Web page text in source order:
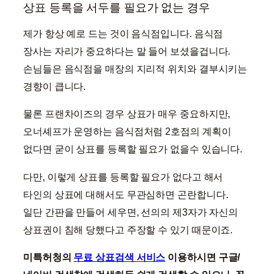
상표 등록을 서두를 필요가 없는 경우
제가 항상 예로 드는 것이 음식점입니다. 음식점
장사는 자리가 중요하다는 말 들어 보셨을겁니다.
손님들은 음식점을 매장의 지리적 위치와 결부시키는
경향이 큽니다.
물론 프랜차이즈의 경우 상표가 매우 중요하지만,
오너셰프가 운영하는 음식점처럼 2호점의 계획이
없다면 굳이 상표를 등록할 필요가 없을수 있습니다.
다만, 이렇게 상표를 등록할 필요가 없다고 해서
타인의 상표에 대해서도 무관심하면 곤란합니다.
일단 간판을 만들어 세우면, 선의의 제3자가 자신의
상표권이 침해 당했다고 주장할 수 있기 때문이죠.
미특허청의 무료 상표검색 서비스 이용하시면 구글/